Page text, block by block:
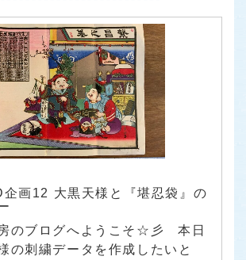
画12 大黒天様と『堪忍袋』の
のブログへようこそ☆彡 本日
の刺繍データを作成したいと